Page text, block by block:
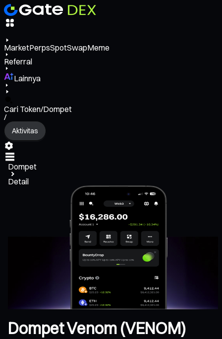
MarketPerpsSpotSwapMeme
Referral
Lainnya
Cari Token/Dompet
/
Aktivitas
Dompet
Detail
Dompet Venom (VENOM)